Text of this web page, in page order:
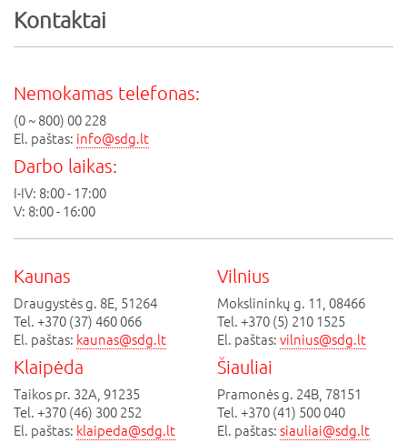
Kontaktai
Nemokamas telefonas:
(0 ~ 800) 00 228
El. paštas: info@sdg.lt
Darbo laikas:
I-IV: 8:00 - 17:00
V: 8:00 - 16:00
Kaunas
Draugystės g. 8E, 51264
Tel. +370 (37) 460 066
El. paštas: kaunas@sdg.lt
Vilnius
Mokslininkų g. 11, 08466
Tel. +370 (5) 210 1525
El. paštas:vilnius@sdg.lt
Klaipėda
Taikos pr. 32A, 91235
Tel. +370 (46) 300 252
El. paštas: klaipeda@sdg.lt
Šiauliai
Pramonės g. 24B, 78151
Tel. +370 (41) 500 040
El. paštas:siauliai@sdg.lt